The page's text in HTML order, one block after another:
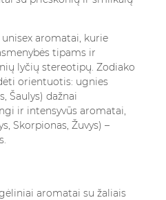
aromatai, kurie
tipams ir
lyčių stereotipų. Zodiako
orientuotis: ugnies
Šaulys) dažnai
ir intensyvūs aromatai,
Skorpionas, Žuvys) –
aromatai su žaliais